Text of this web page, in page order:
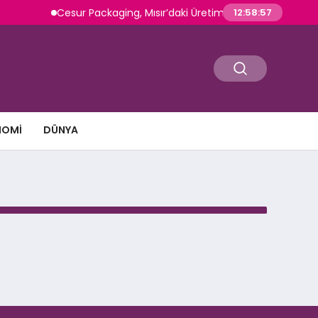
Cesur Packaging, Mısır’daki Üretim Üssünü Büyütüyor
12:58:57
DÜNYA